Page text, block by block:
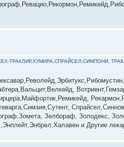
ТРАКЛИР,ХУМИРА,СПРАЙСЕЛ,СИМПОНИ,
Зелбораф, Золодекс,
и Другие